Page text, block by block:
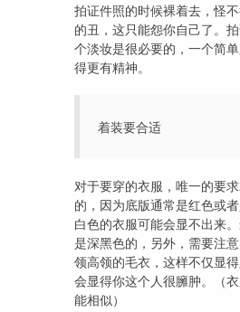
拍证件照的时候裸着去，怪
的丑，这只能怨你自己了。
个淡妆是很必要的，一个简
得更有精神。
着装要合适
对于要穿的衣服，唯一的要
的，因为底版通常是红色或
白色的衣服可能会显不出来
是深黑色的，另外，需要注
领高领的毛衣，这样不仅显
会显得你这个人很臃肿。（
能相似）